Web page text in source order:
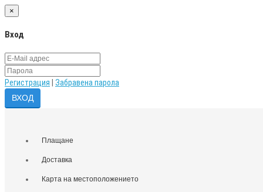
×
Вход
Регистрация Забравена парола
Плащане
Доставка
Карта на местоположението